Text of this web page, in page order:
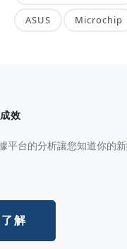
ASUS Microchip
效
平台的分析讓您知道你的
解